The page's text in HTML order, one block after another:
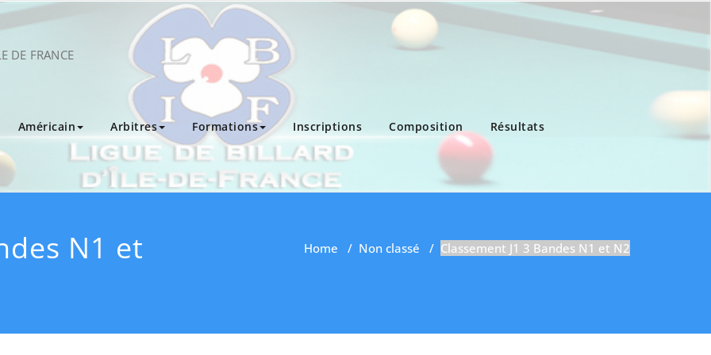
DE FRANCE
Américain Arbitres Formations Inscriptions Composition
Résultats
N1 et
Home / Non classé / Classement J1 3 Bandes N1 et N2